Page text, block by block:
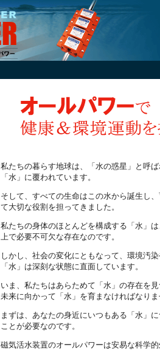
私たちの暮らす地球は、「水の惑星」と呼
「水」に覆われています。
そして、すべての生命はこの水から誕生し
て大切な役割を担ってきました。
私たちの身体のほとんどを構成する「水」
上で必要不可欠な存在なのです。
しかし、社会の変化にともなって、環境汚
「水」は深刻な状態に直面しています。
いま、私たちはあらためて「水」の存在を
未来に向かって「水」を育まなければなり
まずは、あなたの身近にいつもある「水」
ことが必要なのです。
磁気活水装置のオールパワーは安易な科学